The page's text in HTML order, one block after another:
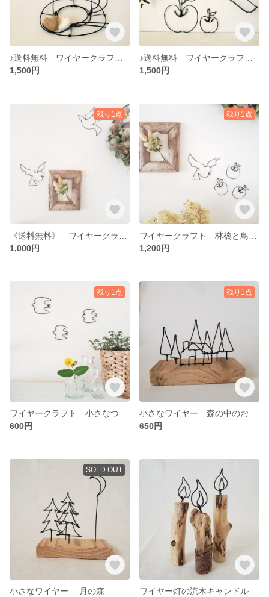
1,500円
1,500円
残り1点
1,000円
残り1点
1,200円
残り1点
600円
残り1点
650円
SOLD OUT
小さなワイヤー 月の森
ワイヤー灯の流木キャンドル